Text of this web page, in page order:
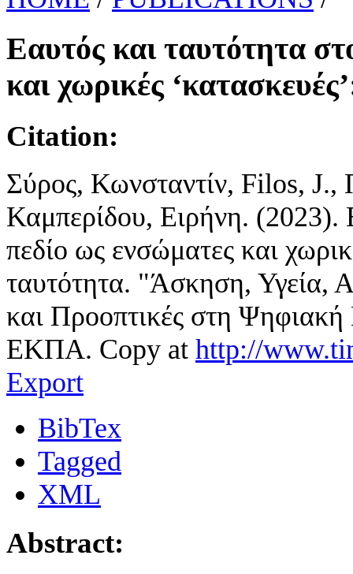
Εαυτός και ταυτότητα
και χωρικές
Citation:
Σύρος, Κωνσταντίν, Filos,
Καμπερίδου, Ειρήνη. (2023).
πεδίο ως ενσώματες και
ταυτότητα. "Άσκηση, Υγεία,
και Προοπτικές στη
ΕΚΠΑ. Copy at http://
Export
BibTex
Tagged
XML
Abstract: